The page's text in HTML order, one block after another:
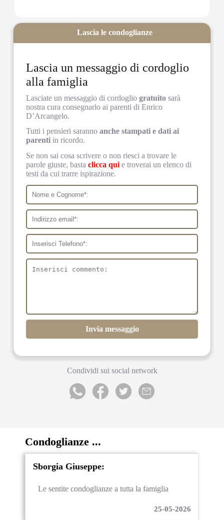
Lascia un messaggio di cordoglio
alla famiglia
Lasciate un messaggio di cordogliogratuito sarà
nostra cura consegnarlo ai parenti di Enrico
D’Arcangelo.
Tutti i pensieri sarannoanche stampati e dati ai
parenti in ricordo.
Se non sai cosa scrivere o non riesci a trovare le
parole giuste, bastaclicca qui e troverai un elenco di
testi da cui trarre ispirazione.
Invia messaggio
Lascia le condoglianze
Condividi sui social network
Condoglianze ...
Sborgia Giuseppe:
Le sentite condoglianze a tutta la famiglia
25-05-2026